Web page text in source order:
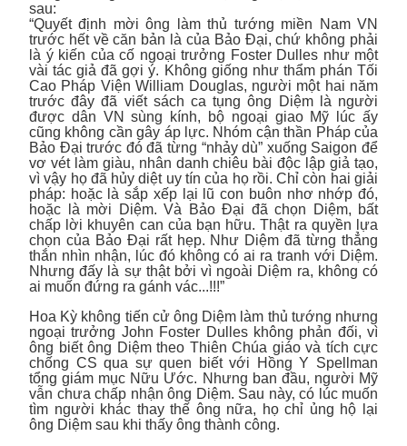
sau:
“Quyết định mời ông làm thủ tướng miền Nam VN
trước hết về căn bản là của Bảo Đại, chứ không phải
là ý kiến của cố ngoại trưởng Foster Dulles như một
vài tác giả đã gợi ý. Không giống như thẩm phán Tối
Cao Pháp Viện William Douglas, người một hai năm
trước đây đã viết sách ca tụng ông Diệm là người
được dân VN sùng kính, bộ ngoại giao Mỹ lúc ấy
cũng không cần gây áp lực. Nhóm cận thần Pháp của
Bảo Đại trước đó đã từng “nhảy dù” xuống Saigon để
vơ vét làm giàu, nhân danh chiêu bài độc lập giả tạo,
vì vậy họ đã hủy diệt uy tín của họ rồi. Chỉ còn hai giải
pháp: hoặc là sắp xếp lại lũ con buôn nhơ nhớp đó,
hoặc là mời Diệm. Và Bảo Đại đã chọn Diệm, bất
chấp lời khuyên can của bạn hữu. Thật ra quyền lựa
chọn của Bảo Đại rất hẹp. Như Diệm đã từng thẳng
thắn nhìn nhận, lúc đó không có ai ra tranh với Diệm.
Nhưng đấy là sự thật bởi vì ngoài Diệm ra, không có
ai muốn đứng ra gánh vác...!!!”
Hoa Kỳ không tiến cử ông Diệm làm thủ tướng nhưng
ngoại trưởng John Foster Dulles không phản đối, vì
ông biết ông Diệm theo Thiên Chúa giáo và tích cực
chống CS qua sự quen biết với Hồng Y Spellman
tổng giám mục Nữu Ước. Nhưng ban đầu, người Mỹ
vẫn chưa chấp nhận ông Diệm. Sau này, có lúc muốn
tìm người khác thay thế ông nữa, họ chỉ ủng hộ lại
ông Diệm sau khi thấy ông thành công.